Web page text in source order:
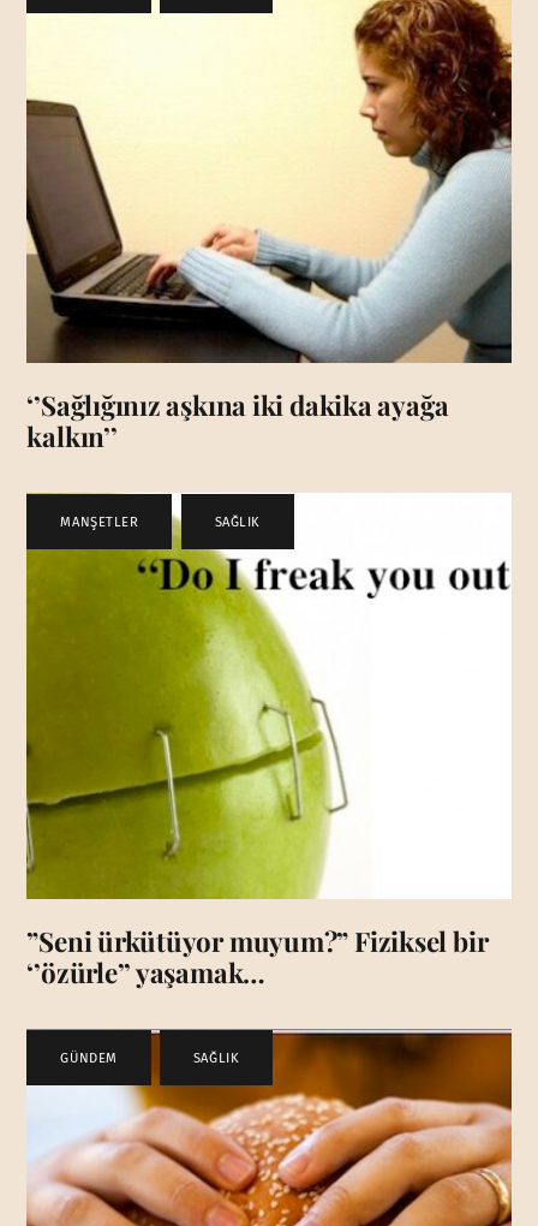
‘’Sağlığınız aşkına iki dakika ayağa
kalkın’’
MANŞETLER , SAĞLIK
”Seni ürkütüyor muyum?” Fiziksel bir
‘’özürle’’ yaşamak…
GÜNDEM SAĞLIK